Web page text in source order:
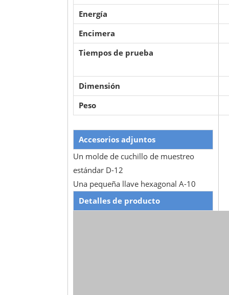
Energía
Encimera
Tiempos de prueba
Dimensión
Peso
Accesorios adjuntos
Un molde de cuchillo de muestreo
estándar D-12
Una pequeña llave hexagonal A-10
Detalles de producto